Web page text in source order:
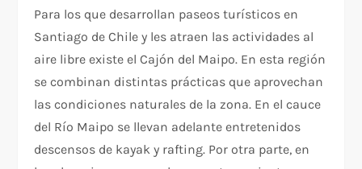
Para los que desarrollan paseos turísticos en
Santiago de Chile y les atraen las actividades al
aire libre existe el Cajón del Maipo. En esta región
se combinan distintas prácticas que aprovechan
las condiciones naturales de la zona. En el cauce
del Río Maipo se llevan adelante entretenidos
descensos de kayak y rafting. Por otra parte, en